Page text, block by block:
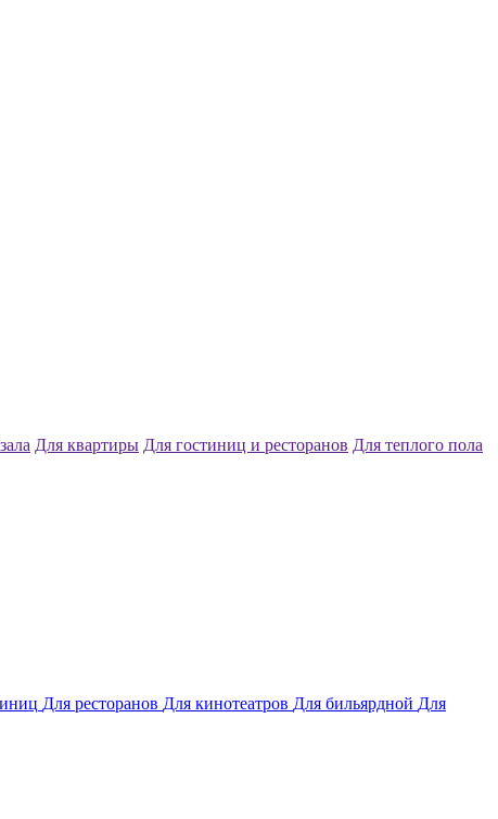
Для квартиры Для гостиниц и ресторанов Для теплого пола
Для ресторанов Для кинотеатров Для бильярдной Для